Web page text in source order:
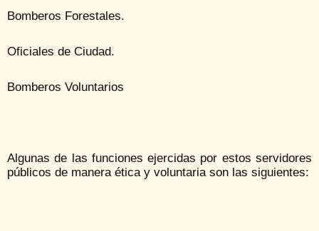
Bomberos Forestales.
Oficiales de Ciudad.
Bomberos Voluntarios
Algunas de las funciones ejercidas por estos servidores
públicos de manera ética y voluntaria son las siguientes: